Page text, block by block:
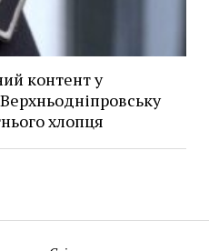
контент у
хлопця